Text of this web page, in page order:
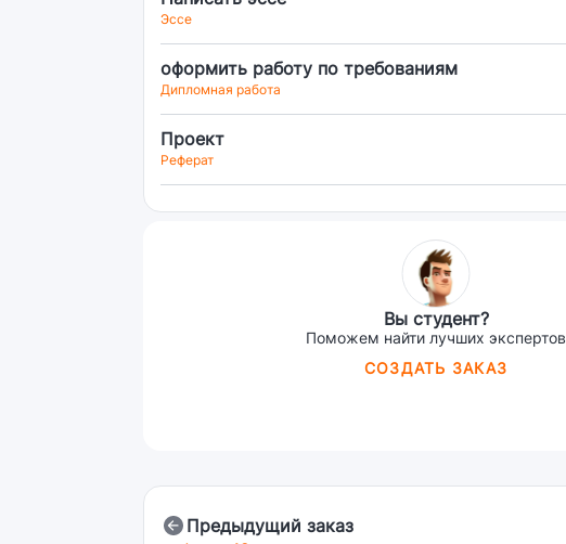
Эссе
оформить работу по требованиям
Дипломная работа
Проект
Реферат
Вы студент?
Поможем найти лучших экспертов
СОЗДАТЬ ЗАКАЗ
Предыдущий заказ